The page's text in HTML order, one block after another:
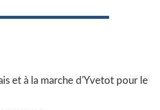
et à la marche d'Yvetot pour le